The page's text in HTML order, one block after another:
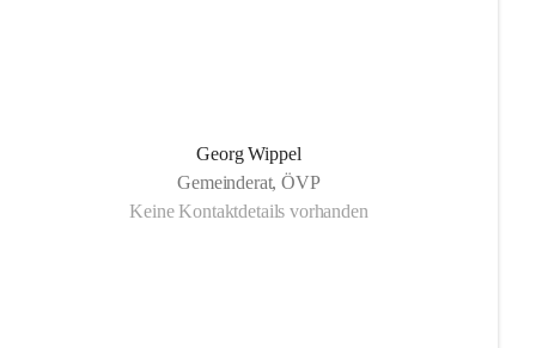
Georg Wippel
Gemeinderat, ÖVP
Keine Kontaktdetails vorhanden